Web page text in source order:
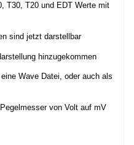
T30, T20 und EDT Werte mit
sind jetzt darstellbar
hinzugekommen
Wave Datei, oder auch als
von Volt auf mV